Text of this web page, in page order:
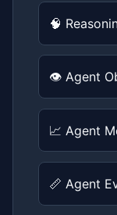
🧠
👁️ Agent
📈 Agent
📏 Agent